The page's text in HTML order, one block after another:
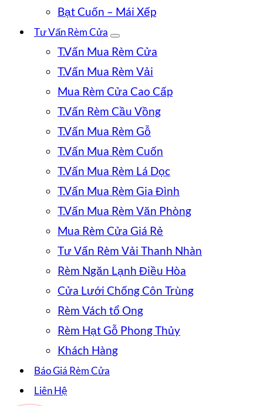
Bạt Cuốn – Mái Xếp
Tư Vấn Rèm Cửa
T.Vấn Mua Rèm Cửa
T.Vấn Mua Rèm Vải
Mua Rèm Cửa Cao Cấp
T.Vấn Rèm Cầu Vồng
T.Vấn Mua Rèm Gỗ
T.Vấn Mua Rèm Cuốn
T.Vấn Mua Rèm Lá Dọc
T.Vấn Mua Rèm Gia Đình
T.Vấn Mua Rèm Văn Phòng
Mua Rèm Cửa Giá Rẻ
Tư Vấn Rèm Vải Thanh Nhàn
Rèm Ngăn Lạnh Điều Hòa
Cửa Lưới Chống Côn Trùng
Rèm Vách tổ Ong
Rèm Hạt Gỗ Phong Thủy
Khách Hàng
Báo Giá Rèm Cửa
Liên Hệ